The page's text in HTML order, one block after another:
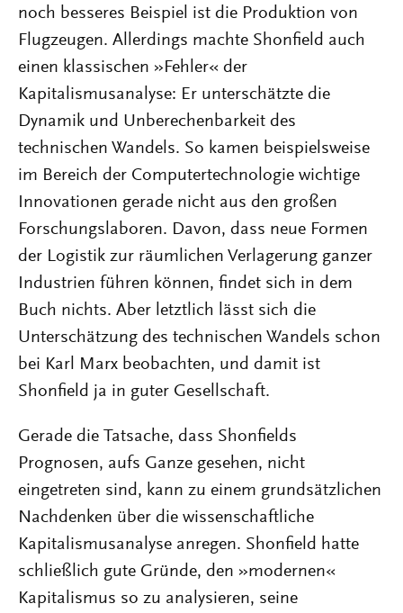
noch besseres Beispiel ist die Produktion von
Flugzeugen. Allerdings machte Shonfield auch
einen klassischen »Fehler« der
Kapitalismusanalyse: Er unterschätzte die
Dynamik und Unberechenbarkeit des
technischen Wandels. So kamen beispielsweise
im Bereich der Computertechnologie wichtige
Innovationen gerade nicht aus den großen
Forschungslaboren. Davon, dass neue Formen
der Logistik zur räumlichen Verlagerung ganzer
Industrien führen können, findet sich in dem
Buch nichts. Aber letztlich lässt sich die
Unterschätzung des technischen Wandels schon
bei Karl Marx beobachten, und damit ist
Shonfield ja in guter Gesellschaft.
Gerade die Tatsache, dass Shonfields
Prognosen, aufs Ganze gesehen, nicht
eingetreten sind, kann zu einem grundsätzlichen
Nachdenken über die wissenschaftliche
Kapitalismusanalyse anregen. Shonfield hatte
schließlich gute Gründe, den »modernen«
Kapitalismus so zu analysieren, seine